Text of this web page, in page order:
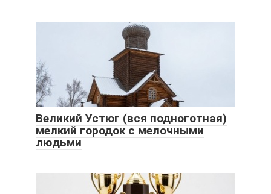
Великий Устюг (вся подноготная)
мелкий городок с мелочными
людьми